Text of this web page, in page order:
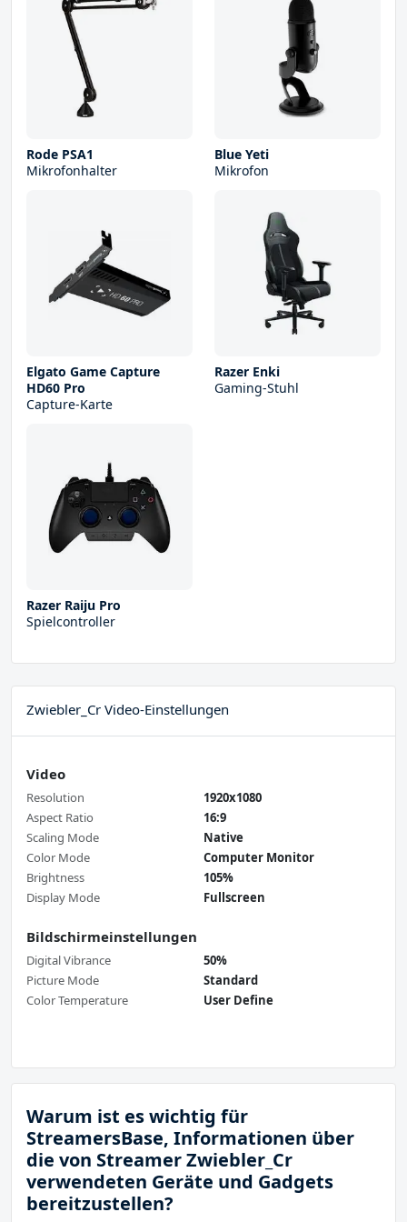
Rode PSA1
Mikrofonhalter
Blue Yeti
Mikrofon
Elgato Game Capture
HD60 Pro
Capture-Karte
Razer Enki
Gaming-Stuhl
Razer Raiju Pro
Spielcontroller
Zwiebler_Cr Video-Einstellungen
Video
Resolution
1920x1080
Aspect Ratio
16:9
Scaling Mode
Native
Color Mode
Computer Monitor
Brightness
105%
Display Mode
Fullscreen
Bildschirmeinstellungen
Digital Vibrance
50%
Picture Mode
Standard
Color Temperature
User Define
Warum ist es wichtig für
StreamersBase, Informationen über
die von Streamer Zwiebler_Cr
verwendeten Geräte und Gadgets
bereitzustellen?